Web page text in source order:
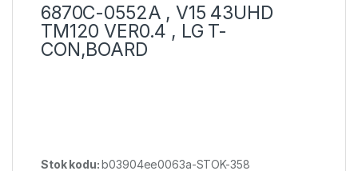
6870C-0552A , V15 43UHD
TM120 VER0.4 , LG T-
CON,BOARD
Stok kodu:b03904ee0063a-STOK-358